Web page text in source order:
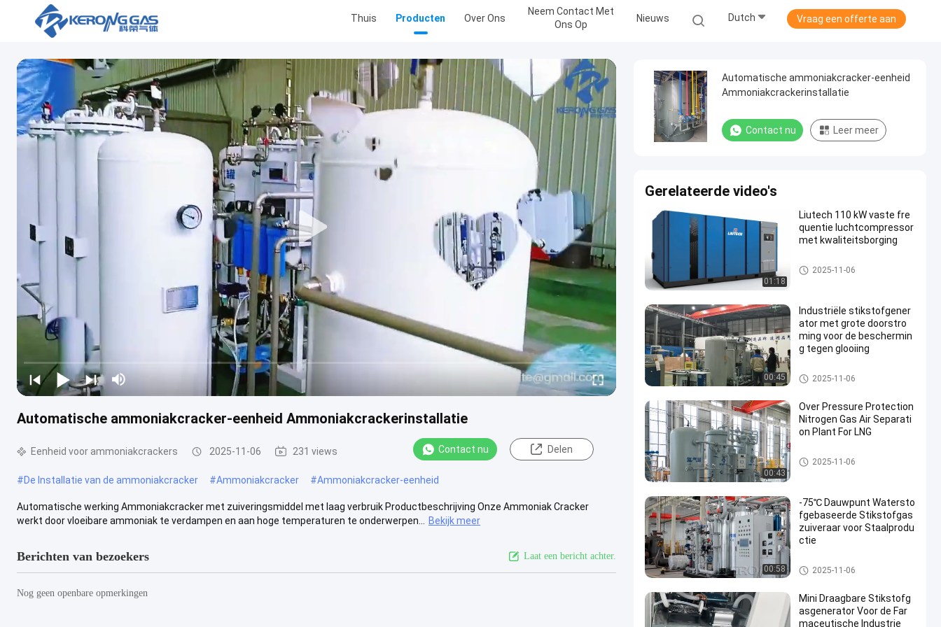
Thuis Producten Over Ons
Neem Contact Met
Ons Op
Nieuws Dutch Vraag een offerte aan
Automatische ammoniakcracker-eenheid Ammoniakcrackerinstallatie
Eenheid voor ammoniakcrackers 2025-11-06 231 views Contact nu Delen
#De Installatie van de ammoniakcracker #Ammoniakcracker #Ammoniakcracker-eenheid
Automatische werking Ammoniakcracker met zuiveringsmiddel met laag verbruik Productbeschrijving Onze Ammoniak Cracker
werkt door vloeibare ammoniak te verdampen en aan hoge temperaturen te onderwerpen...
Bekijk meer
Berichten van bezoekers Laat een bericht achter.
Nog geen openbare opmerkingen
Automatische ammoniakcracker-eenheid
Ammoniakcrackerinstallatie
Contact nu Leer meer
Gerelateerde video's
01:18
Liutech 110 kW vaste fre
quentie luchtcompressor
met kwaliteitsborging
luchtcompressor
2025-11-06
00:45
Industriële stikstofgener
ator met grote doorstro
ming voor de beschermin
g tegen glooiing
De Generator van de hoge Zuiv
erheidsstikstof
2025-11-06
00:43
Over Pressure Protection
Nitrogen Gas Air Separati
on Plant For LNG
PSA stikstofgasgeneratoren
2025-11-06
00:58
-75℃ Dauwpunt Watersto
fgebaseerde Stikstofgas
zuiveraar voor Staalprodu
ctie
Stikstofgasreiniger
2025-11-06
Mini Draagbare Stikstofg
asgenerator Voor de Far
maceutische Industrie